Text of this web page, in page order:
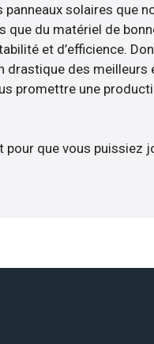
panneaux solaires que
que du matériel de
et d’efficience.
drastique des
promettre une
pour que vous puissiez